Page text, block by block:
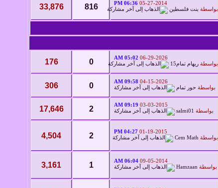
05-27-2014
06:36 PM
بواسطة بنت فلسطين 816
33,876
06-29-2026
05:02 AM
بواسطة ريهام تمام15 0
176
04-15-2026
09:58 AM
بواسطة حور تمام 0
306
03-03-2015
09:19 AM
بواسطة salmi01
2
17,646
01-19-2015
04:27 PM
بواسطة Cem Math
2
4,504
09-05-2014
06:04 AM
بواسطة Hamzaan
1
3,161